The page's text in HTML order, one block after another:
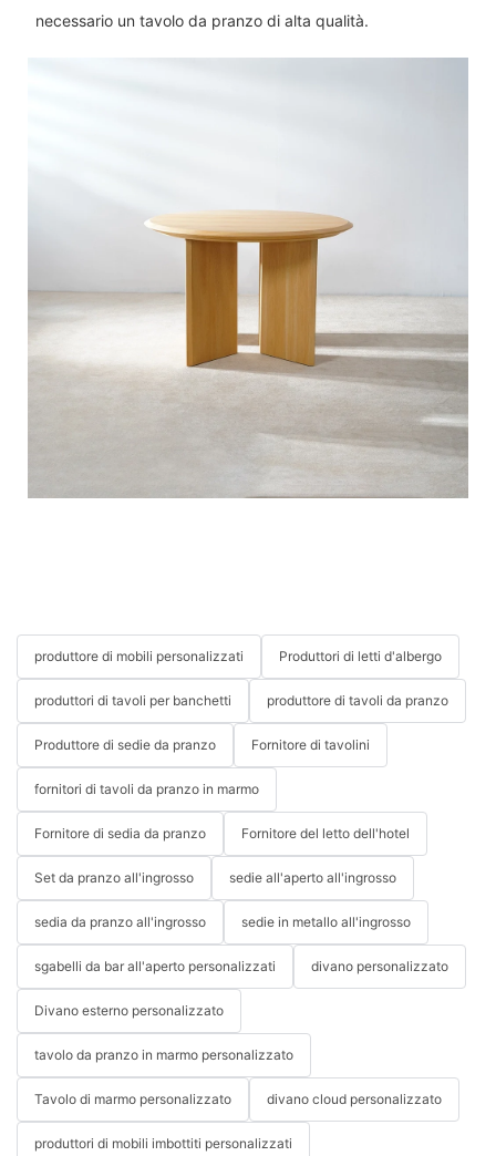
necessario un tavolo da pranzo di alta qualità.
produttore di mobili personalizzati Produttori di letti d'albergo
produttori di tavoli per banchetti produttore di tavoli da pranzo
Produttore di sedie da pranzo Fornitore di tavolini
fornitori di tavoli da pranzo in marmo
Fornitore di sedia da pranzo Fornitore del letto dell'hotel
Set da pranzo all'ingrosso sedie all'aperto all'ingrosso
sedia da pranzo all'ingrosso sedie in metallo all'ingrosso
sgabelli da bar all'aperto personalizzati divano personalizzato
Divano esterno personalizzato
tavolo da pranzo in marmo personalizzato
Tavolo di marmo personalizzato divano cloud personalizzato
produttori di mobili imbottiti personalizzati